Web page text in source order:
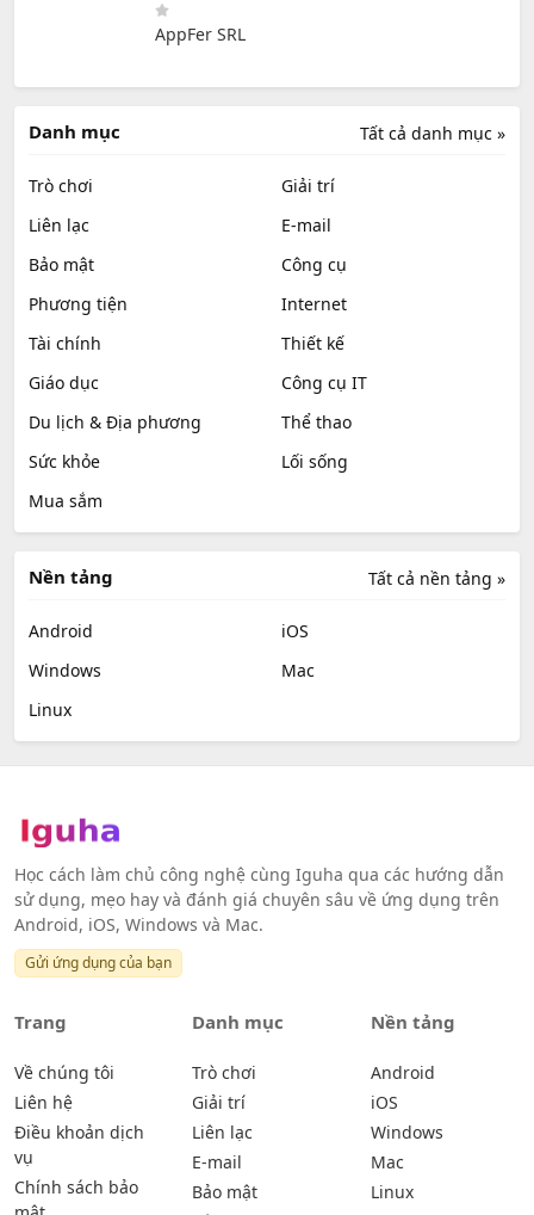
AppFer SRL
Tất cả danh mục »
Danh mục
Trò chơi
Giải trí
Liên lạc
E-mail
Bảo mật
Công cụ
Phương tiện
Internet
Tài chính
Thiết kế
Giáo dục
Công cụ IT
Du lịch & Địa phương
Thể thao
Sức khỏe
Lối sống
Mua sắm
Tất cả nền tảng »
Nền tảng
Android
iOS
Windows
Mac
Linux
Học cách làm chủ công nghệ cùng Iguha qua các hướng dẫn
sử dụng, mẹo hay và đánh giá chuyên sâu về ứng dụng trên
Android, iOS, Windows và Mac.
Gửi ứng dụng của bạn
Trang
Về chúng tôi
Liên hệ
Điều khoản dịch
vụ
Chính sách bảo
Danh mục
Trò chơi
Giải trí
Liên lạc
E-mail
Bảo mật
Nền tảng
Android
iOS
Windows
Mac
Linux